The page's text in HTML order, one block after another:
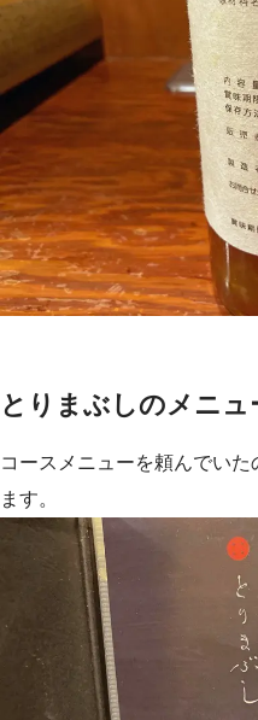
とりまぶしのメニュ
コースメニューを頼んでい
ます。